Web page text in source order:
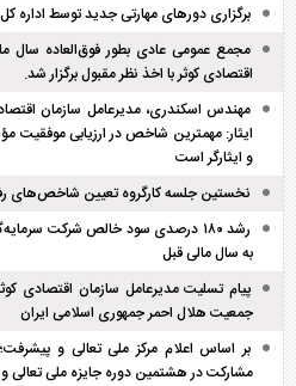
برگزاری دور‌های مهارتی جدید توسط اداره
اقتصادی کوثر با اخذ نظر مقبول برگزار شد.
مهندس اسکندری، مدیرعامل سازمان
ایثار: مهمترین شاخص در ارزیابی موفقیت
و ایثارگر است
نخستین جلسه کارگروه تعیین شاخص‌های
رشد ۱۸۰ درصدی سود خالص شرکت
به سال مالی قبل
پیام تسلیت مدیرعامل سازمان اقتصادی
جمعیت هلال احمر جمهوری اسلامی ایران
بر اساس اعلام مرکز ملی تعالی و
مشارکت در هشتمین دوره جایزه ملی تعالی